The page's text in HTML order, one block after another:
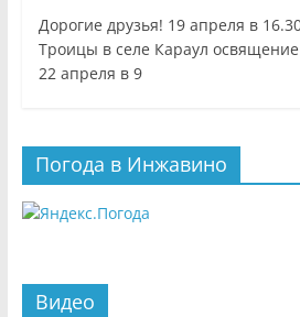
Дорогие друзья! 19 апреля в
Троицы в селе Караул
22 апреля в 9
Погода в Инжавино
Видео